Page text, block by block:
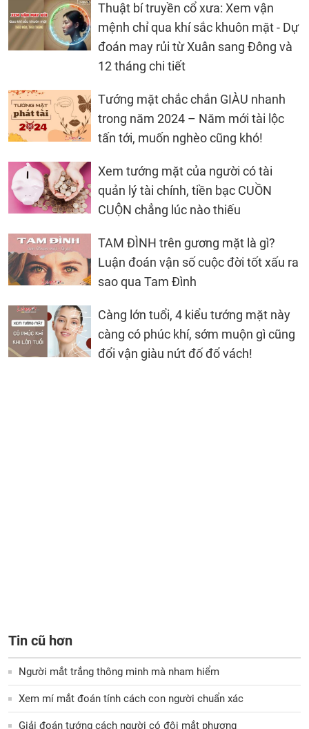
Thuật bí truyền cổ xưa: Xem vận
mệnh chỉ qua khí sắc khuôn mặt - Dự
đoán may rủi từ Xuân sang Đông và
12 tháng chi tiết
Tướng mặt chắc chắn GIÀU nhanh
trong năm 2024 – Năm mới tài lộc
tấn tới, muốn nghèo cũng khó!
Xem tướng mặt của người có tài
quản lý tài chính, tiền bạc CUỒN
CUỘN chẳng lúc nào thiếu
TAM ĐÌNH trên gương mặt là gì?
Luận đoán vận số cuộc đời tốt xấu ra
sao qua Tam Đình
Càng lớn tuổi, 4 kiểu tướng mặt này
càng có phúc khí, sớm muộn gì cũng
đổi vận giàu nứt đố đổ vách!
Tin cũ hơn
Người mắt trắng thông minh mà nham hiểm
Xem mí mắt đoán tính cách con người chuẩn xác
Giải đoán tướng cách người có đôi mắt phượng